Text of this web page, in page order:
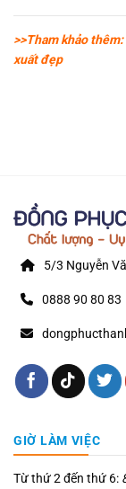
>>Tham khảo
xuất đẹp
5/3 Nguyễn
0888 90 80 83
GIỜ LÀM VIỆC
Từ thứ 2 đến thứ 6: